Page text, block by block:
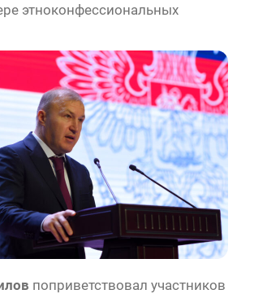
этноконфессиональных
поприветствовал участников